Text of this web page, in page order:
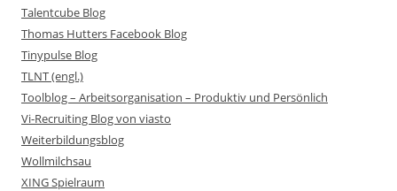
Talentcube Blog
Thomas Hutters Facebook Blog
Tinypulse Blog
TLNT (engl.)
Toolblog – Arbeitsorganisation – Produktiv und Persönlich
Vi-Recruiting Blog von viasto
Weiterbildungsblog
Wollmilchsau
XING Spielraum